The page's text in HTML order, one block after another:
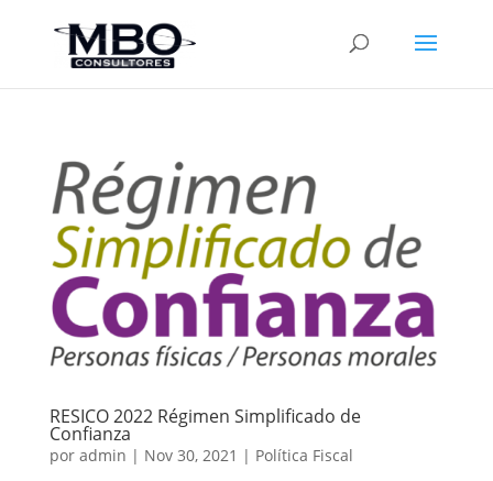
RESICO 2022 Régimen Simplificado de
Confianza
por admin | Nov 30, 2021 | Política Fiscal